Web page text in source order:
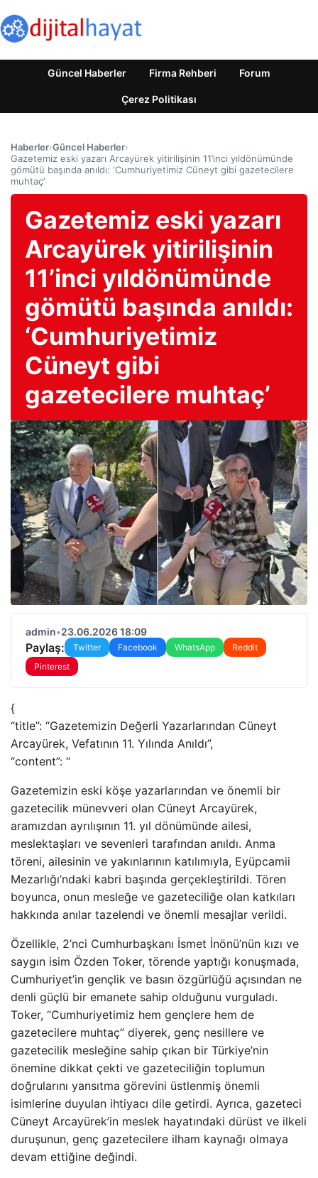
Güncel Haberler Firma Rehberi Forum
Çerez Politikası
Haberler›Güncel Haberler›
Gazetemiz eski yazarı Arcayürek yitirilişinin 11’inci yıldönümünde
gömütü başında anıldı: ‘Cumhuriyetimiz Cüneyt gibi gazetecilere
muhtaç’
Gazetemiz eski yazarı
Arcayürek yitirilişinin
11’inci yıldönümünde
gömütü başında anıldı:
‘Cumhuriyetimiz
Cüneyt gibi
gazetecilere muhtaç’
admin•23.06.2026 18:09
Paylaş: Twitter Facebook WhatsApp
Reddit
Pinterest
{
“title”: “Gazetemizin Değerli Yazarlarından Cüneyt
Arcayürek, Vefatının 11. Yılında Anıldı”,
“content”: “
Gazetemizin eski köşe yazarlarından ve önemli bir
gazetecilik münevveri olan Cüneyt Arcayürek,
aramızdan ayrılışının 11. yıl dönümünde ailesi,
meslektaşları ve sevenleri tarafından anıldı. Anma
töreni, ailesinin ve yakınlarının katılımıyla, Eyüpcamii
Mezarlığı’ndaki kabri başında gerçekleştirildi. Tören
boyunca, onun mesleğe ve gazeteciliğe olan katkıları
hakkında anılar tazelendi ve önemli mesajlar verildi.
Özellikle, 2’nci Cumhurbaşkanı İsmet İnönü’nün kızı ve
saygın isim Özden Toker, törende yaptığı konuşmada,
Cumhuriyet’in gençlik ve basın özgürlüğü açısından ne
denli güçlü bir emanete sahip olduğunu vurguladı.
Toker, “Cumhuriyetimiz hem gençlere hem de
gazetecilere muhtaç” diyerek, genç nesillere ve
gazetecilik mesleğine sahip çıkan bir Türkiye’nin
önemine dikkat çekti ve gazeteciliğin toplumun
doğrularını yansıtma görevini üstlenmiş önemli
isimlerine duyulan ihtiyacı dile getirdi. Ayrıca, gazeteci
Cüneyt Arcayürek’in meslek hayatındaki dürüst ve ilkeli
duruşunun, genç gazetecilere ilham kaynağı olmaya
devam ettiğine değindi.